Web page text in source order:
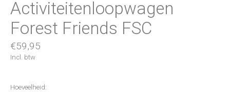
Activiteitenloopwagen
Forest Friends FSC
€59,95
Incl. btw
Hoeveelheid: